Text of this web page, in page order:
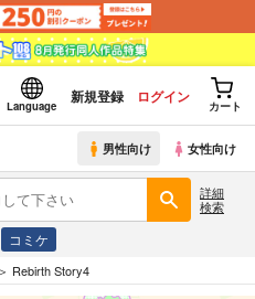
Language
新規登録 ログイン
カート
男性向け 女性向け
詳細
検索
コミケ
Rebirth Story4